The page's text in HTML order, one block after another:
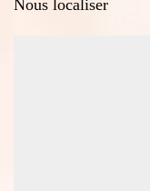
Nous localiser